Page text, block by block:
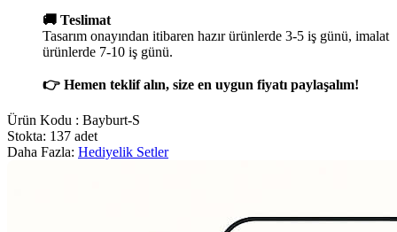
🚚 Teslimat
Tasarım onayından itibaren hazır ürünlerde 3-5 iş günü, imalat
ürünlerde 7-10 iş günü.
👉 Hemen teklif alın, size en uygun fiyatı paylaşalım!
Ürün Kodu : Bayburt-S
Stokta: 137 adet
Daha Fazla: Hediyelik Setler